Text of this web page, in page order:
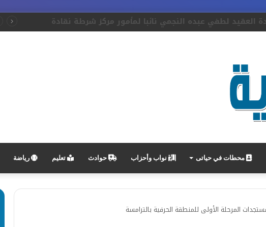
محطات في حياتى نواب وأحزاب حوادث تعليم رياضة
المرحلة الأولى للمنطقة الحرفية بالترامسة